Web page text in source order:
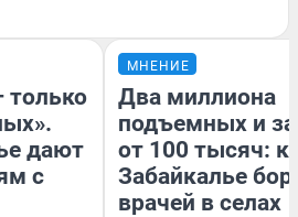
только
дают
с
МНЕНИЕ
Два миллиона
подъемных и
от 100 тысяч:
Забайкалье
врачей в селах